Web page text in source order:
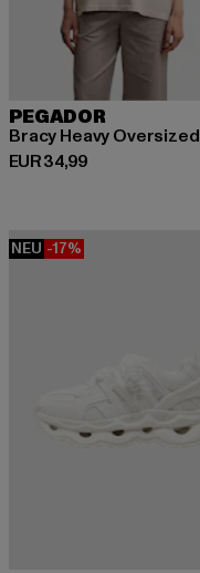
PEGADOR
Bracy Heavy Oversized
EUR 34,99
Derzeitiger Preis: EUR
NEU -17%